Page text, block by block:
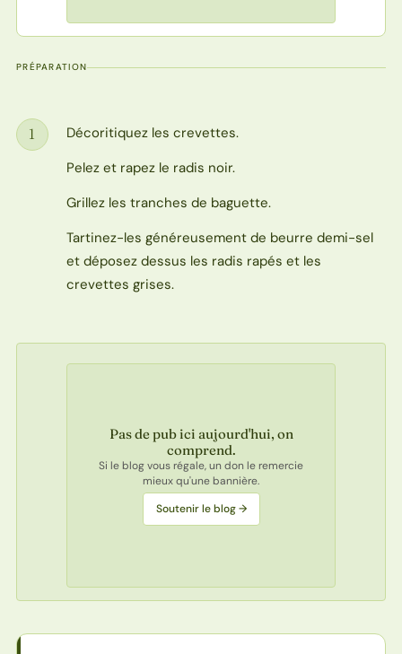
PRÉPARATION
Étape
1
Décoritiquez les crevettes.
Pelez et rapez le radis noir.
Grillez les tranches de baguette.
Tartinez-les généreusement de beurre demi-sel
et déposez dessus les radis rapés et les
crevettes grises.
Pas de pub ici aujourd'hui, on
comprend.
Si le blog vous régale, un don le remercie
mieux qu'une bannière.
Soutenir le blog →